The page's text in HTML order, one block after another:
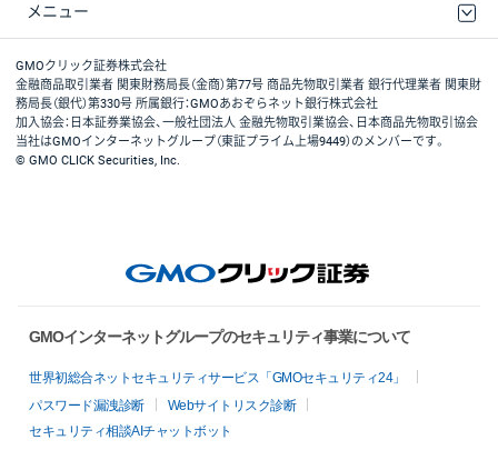
メニュー
取引規程・約款
最良執行方針
ディスクレイマー
リスク説明
GMOクリック証券ホームページ
GMOクリック証券株式会社
金融商品取引業者 関東財務局長（金商）第77号 商品先物取引業者 銀行代理業者 関東財
務局長（銀代）第330号 所属銀行：GMOあおぞらネット銀行株式会社
加入協会：日本証券業協会、一般社団法人 金融先物取引業協会、日本商品先物取引協会
当社はGMOインターネットグループ（東証プライム上場9449）のメンバーです。
© GMO CLICK Securities, Inc.
GMOインターネットグループのセキュリティ事業について
世界初総合ネットセキュリティサービス「GMOセキュリティ24」
パスワード漏洩診断
Webサイトリスク診断
セキュリティ相談AIチャットボット